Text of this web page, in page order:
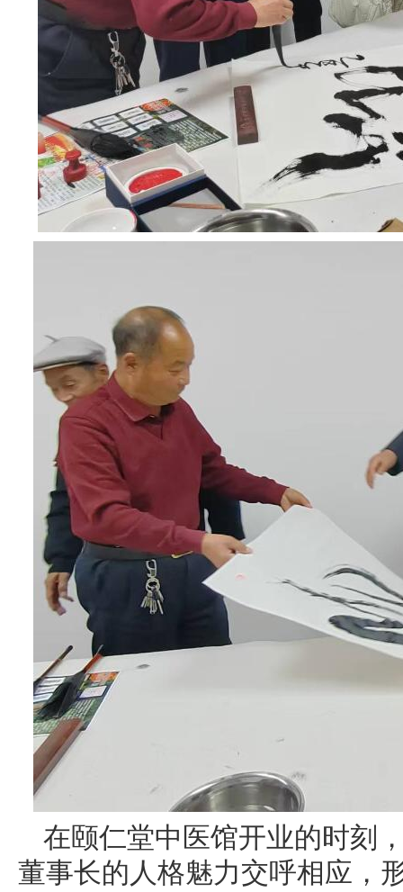
在颐仁堂中医馆开业的时刻
董事长的人格魅力交呼相应，